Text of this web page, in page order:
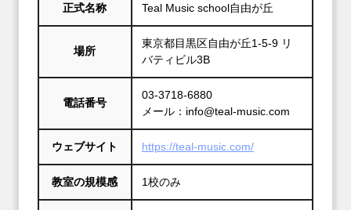
正式名称 Teal Music school自由が丘
場所
東京都目黒区自由が丘1-5-9 リ
バティビル3B
電話番号
03-3718-6880
メール：info@teal-music.com
ウェブサイト https://teal-music.com/
教室の規模感 1校のみ